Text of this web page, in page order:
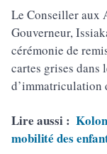
Le Conseiller aux
Gouverneur,
cérémonie de
cartes grises dans
d’immatriculation
Lire aussi :
mobilité des